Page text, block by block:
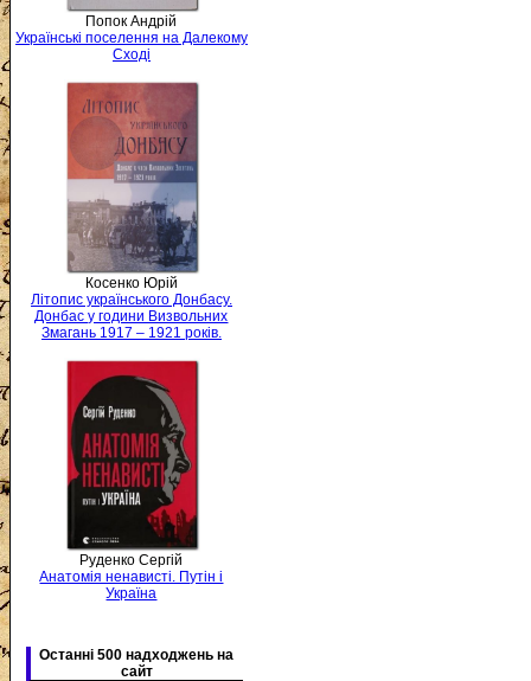
Попок Андрій
Українські поселення на Далекому
Сході
Косенко Юрій
Літопис українського Донбасу.
Донбас у години Визвольних
Змагань 1917 – 1921 років.
Руденко Сергій
Анатомія ненависті. Путін і
Україна
Останні 500 надходжень на
сайт